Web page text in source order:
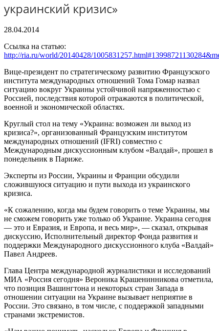
украинский кризис»
28.04.2014
Ссылка на статью:
http://ria.ru/world/20140428/
Вице-президент по стратегическому развитию Французского
института международных отношений Тома Гомар назвал
ситуацию вокруг Украины устойчивой напряженностью с
Россией, последствия которой отражаются в политической,
военной и экономической областях.
Круглый стол на тему «Украина: возможен ли выход из
кризиса?», организованный Французским институтом
международных отношений (IFRI) совместно с
Международным дискуссионным клубом «Валдай», прошел в
понедельник в Париже.
Эксперты из России, Украины и Франции обсудили
сложившуюся ситуацию и пути выхода из украинского
кризиса.
«К сожалению, когда мы будем говорить о теме Украины, мы
не сможем говорить уже только об Украине. Украина сегодня
— это и Евразия, и Европа, и весь мир», — сказал, открывая
дискуссию, Исполнительный директор Фонда развития и
поддержки Международного дискуссионного клуба «Валдай»
Павел Андреев.
Глава Центра международной журналистики и исследований
МИА «Россия сегодня» Вероника Крашенинникова отметила,
что позиция Вашингтона и некоторых стран Запада в
отношении ситуации на Украине вызывает неприятие в
России. Это связано, в том числе, с поддержкой западными
странами экстремистов.